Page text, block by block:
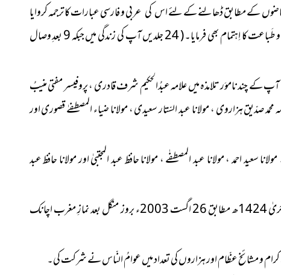
اس کی عربی و فارسی عبارات کا ترجمہکروایا
( 24 جلدیں آپ کی زندگی میں جبکہ 9 بعدِ وصال
چند ناموَر تلامذہ میں علامہ عبدُالحکیم شرف قادری ، پروفیسر مفتی منیبُ
محمد صدّیق ہزاروی ، مولانا عبد السّتار سعیدی ، مولانا ضیاء المصطفےٰ قصوری اور
سعید احمد ، مولانا عبد المصطفٰے ، مولانا حافظ عبد المجتبیٰ اور مولانا حافظ عبد
زندگی کی کم و بیش 70 بہاریں دیکھنے کے بعد 27 جُمادَی الاُخریٰ 1424ھ مطابق 26 اگست 2003ء بروز منگل بعد نمازِ مغرب اچانک
کرام و مشائخ عظّام اور ہزاروں کی تعداد میں عوامُ النّاس نے شرکت کی۔